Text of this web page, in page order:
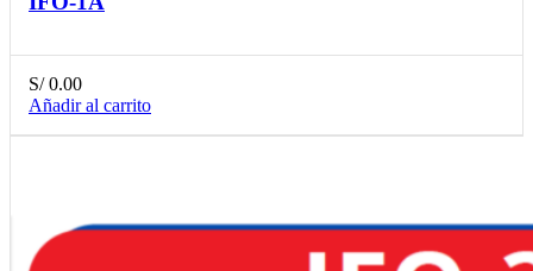
S/0.00
Añadir al carrito